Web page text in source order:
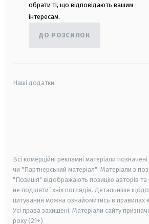
обрати ті, що відповідають вашим
інтересам.
ДО РОЗСИЛОК
Наші додатки:
Всі комерційні рекламні матеріали
чи "Партнерський матеріал". Матеріали з
"Позиція" відображають позицію авторів
не поділяти їхніх поглядів. Детальніше
цитування можна ознайомитись в правилах
Усі права захищені. Матеріали сайту
року (21+)